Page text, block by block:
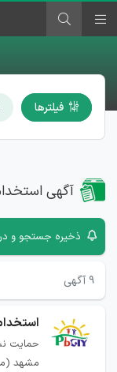
فیلترها
آگهی
ذخیره جستجو و
۹ آگهی
حمایت
مشهد